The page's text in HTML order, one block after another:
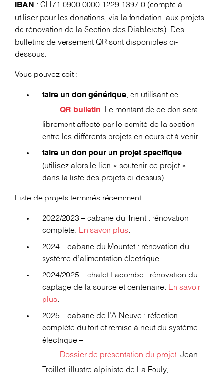
IBAN : CH71 0900 0000 1229 1397 0 (compte à
utiliser pour les donations, via la fondation, aux projets
de rénovation de la Section des Diablerets). Des
bulletins de versement QR sont disponibles ci-
dessous.
Vous pouvez soit :
faire un don générique, en utilisant ce
QR bulletin . Le montant de ce don sera
librement affecté par le comité de la section
entre les différents projets en cours et à venir.
faire un don pour un projet spécifique
(utilisez alors le lien « soutenir ce projet »
dans la liste des projets ci-dessus).
Liste de projets terminés récemment :
2022/2023 – cabane du Trient : rénovation
complète. En savoir plus.
2024 – cabane du Mountet : rénovation du
système d’alimentation électrique.
2024/2025 – chalet Lacombe : rénovation du
captage de la source et centenaire. En savoir
plus.
2025 – cabane de l’A Neuve : réfection
complète du toit et remise à neuf du système
électrique –
Dossier de présentation du projet . Jean
Troillet, illustre alpiniste de La Fouly,